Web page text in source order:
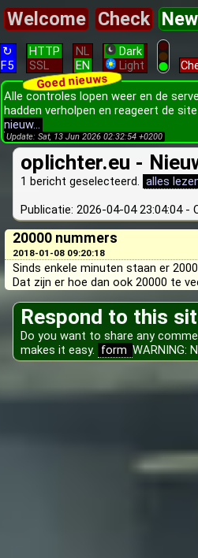
Welcome Check
↻
F5
HTTP
SSL
NL
EN
Dark
Light
Goed nieuws
Alle controles lopen weer en de
hadden verholpen en reageert de
nieuw...
Update: Sat, 13 Jun 2026 02:32:54 +0200
oplichter.eu -
1 bericht geselecteerd. alles
Publicatie: 2026-04-04 23:04:04 -
20000 nummers
2018-01-08 09:20:18
Sinds enkele minuten staan er
Dat zijn er hoe dan ook 20000 te
Respond to this
Do you want to share any
makes it easy. form WARNING: